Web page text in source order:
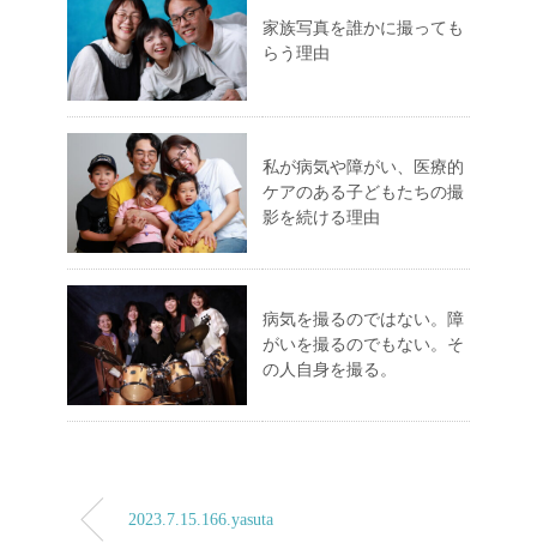
家族写真を誰かに撮っても
らう理由
私が病気や障がい、医療的
ケアのある子どもたちの撮
影を続ける理由
病気を撮るのではない。障
がいを撮るのでもない。そ
の人自身を撮る。
2023.7.15.166.yasuta